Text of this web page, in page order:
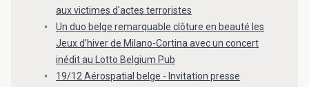
aux victimes d'actes terroristes
Un duo belge remarquable clôture en beauté les
Jeux d’hiver de Milano-Cortina avec un concert
inédit au Lotto Belgium Pub
19/12 Aérospatial belge - Invitation presse